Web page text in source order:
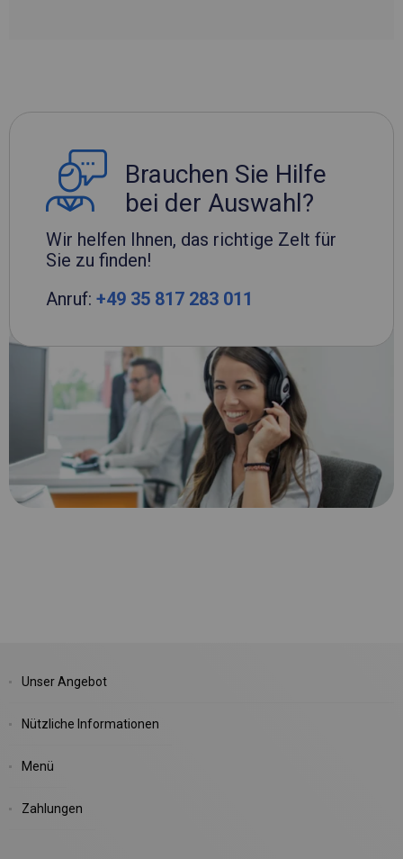
Brauchen Sie Hilfe
bei der Auswahl?
Wir helfen Ihnen, das richtige Zelt für
Sie zu finden!
Anruf: +49 35 817 283 011
Unser Angebot
Nützliche Informationen
Menü
Zahlungen